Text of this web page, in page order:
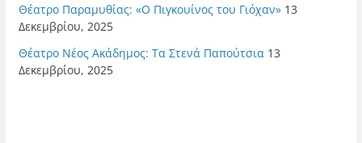
Θέατρο Παραμυθίας: «Ο Πιγκουίνος του Γιόχαν» 13
Δεκεμβρίου, 2025
Θέατρο Νέος Ακάδημος: Τα Στενά Παπούτσια 13
Δεκεμβρίου, 2025